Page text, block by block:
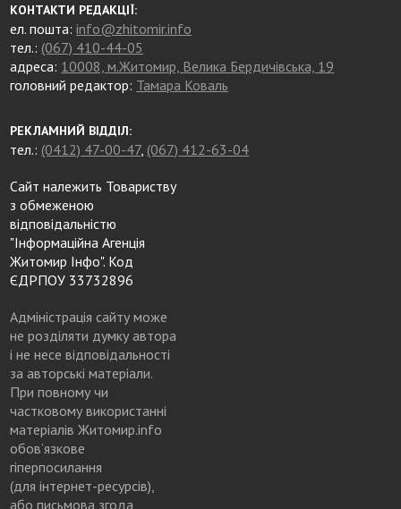
КОНТАКТИ РЕДАКЦІЇ:
ел. пошта:info@zhitomir.info
тел.: (067) 410-44-05
адреса: 10008, м.Житомир, Велика Бердичівська, 19
головний редактор: Тамара Коваль
РЕКЛАМНИЙ ВІДДІЛ:
тел.: (0412) 47-00-47, (067) 412-63-04
Сайт належить Товариству
з обмеженою
відповідальністю
"Інформаційна Агенція
Житомир Інфо". Код
ЄДРПОУ 33732896
Адміністрація сайту може
не розділяти думку автора
і не несе відповідальності
за авторські матеріали.
При повному чи
частковому використанні
матеріалів Житомир.info
обов’язкове
гіперпосилання
(для інтернет-ресурсів),
або письмова згода